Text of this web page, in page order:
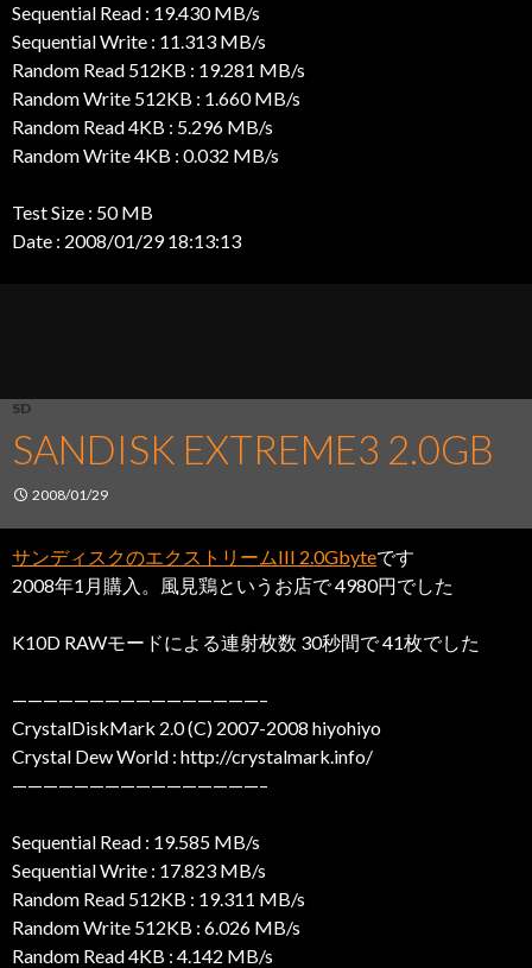
Sequential Read : 19.430 MB/s
Sequential Write : 11.313 MB/s
Random Read 512KB : 19.281 MB/s
Random Write 512KB : 1.660 MB/s
Random Read 4KB : 5.296 MB/s
Random Write 4KB : 0.032 MB/s
Test Size : 50 MB
Date : 2008/01/29 18:13:13
SD
SANDISK EXTREME3 2.0GB
2008/01/29
サンディスクのエクストリームIII 2.0Gbyteです
2008年1月購入。風見鶏というお店で 4980円でした
K10D RAWモードによる連射枚数 30秒間で 41枚でした
————————————————–
CrystalDiskMark 2.0 (C) 2007-2008 hiyohiyo
Crystal Dew World : http://crystalmark.info/
————————————————–
Sequential Read : 19.585 MB/s
Sequential Write : 17.823 MB/s
Random Read 512KB : 19.311 MB/s
Random Write 512KB : 6.026 MB/s
Random Read 4KB : 4.142 MB/s